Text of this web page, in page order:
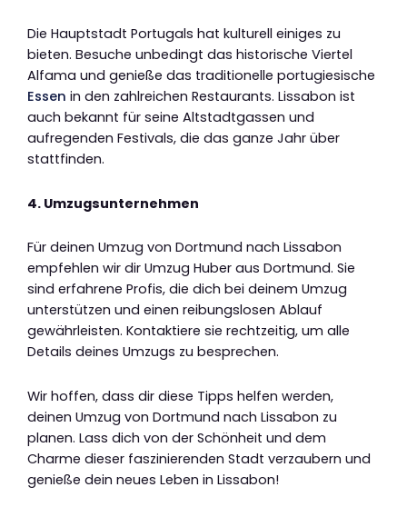
Die Hauptstadt Portugals hat kulturell einiges zu
bieten. Besuche unbedingt das historische Viertel
Alfama und genieße das traditionelle portugiesische
Essen in den zahlreichen Restaurants. Lissabon ist
auch bekannt für seine Altstadtgassen und
aufregenden Festivals, die das ganze Jahr über
stattfinden.
4. Umzugsunternehmen
Für deinen Umzug von Dortmund nach Lissabon
empfehlen wir dir Umzug Huber aus Dortmund. Sie
sind erfahrene Profis, die dich bei deinem Umzug
unterstützen und einen reibungslosen Ablauf
gewährleisten. Kontaktiere sie rechtzeitig, um alle
Details deines Umzugs zu besprechen.
Wir hoffen, dass dir diese Tipps helfen werden,
deinen Umzug von Dortmund nach Lissabon zu
planen. Lass dich von der Schönheit und dem
Charme dieser faszinierenden Stadt verzaubern und
genieße dein neues Leben in Lissabon!